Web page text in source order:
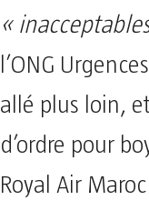
«
l’ONG
allé plus loin,
d’ordre pour
Royal Air